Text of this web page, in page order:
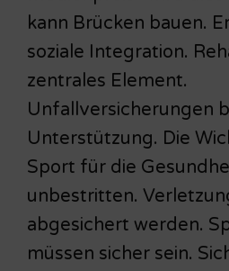
kann Brücken bauen.
soziale Integration.
zentrales Element.
Unfallversicherungen
Unterstützung. Die
Sport für die
unbestritten.
abgesichert werden.
müssen sicher sein.